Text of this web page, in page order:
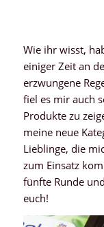
Wie ihr wisst,
einiger Zeit an
erzwungene
fiel es mir auch
Produkte zu
meine neue
Lieblinge, die
zum Einsatz
fünfte Runde
euch!